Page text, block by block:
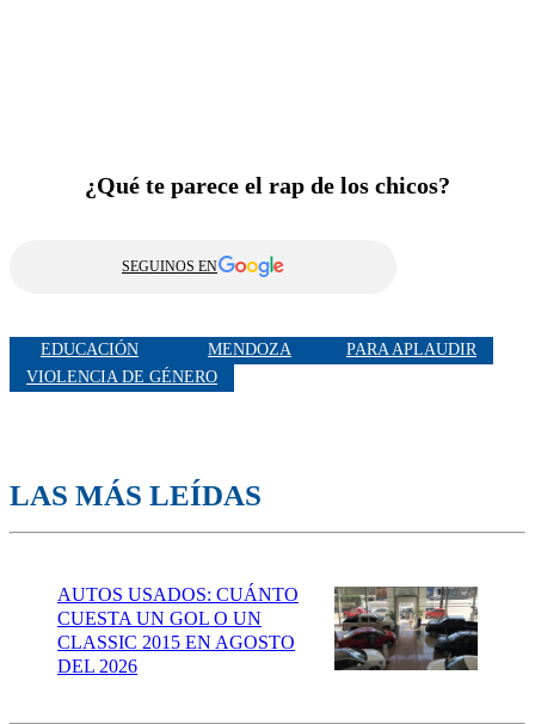
¿Qué te parece el rap de los chicos?
SEGUINOS EN
EDUCACIÓN MENDOZA
PARA APLAUDIR
VIOLENCIA DE GÉNERO
LAS MÁS LEÍDAS
AUTOS USADOS: CUÁNTO
CUESTA UN GOL O UN
CLASSIC 2015 EN AGOSTO
DEL 2026